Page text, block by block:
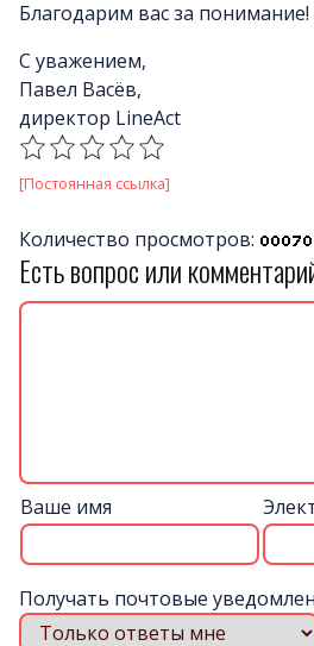
Благодарим вас за понимание!
С уважением,
Павел Васёв,
директор LineAct
[Постоянная ссылка]
Количество просмотров:
Есть вопрос или
Ваше имя
Получать почтовые